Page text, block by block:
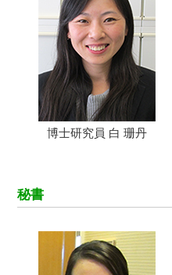
博士研究員 白 珊丹
秘書